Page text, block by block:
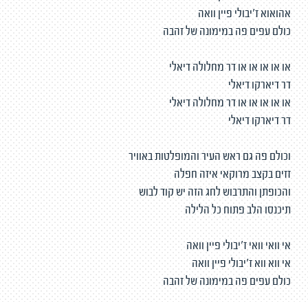
אהואוא ז'יבולי פיין וואה
כולם עפים פה במימונה של זהבה
או או או או או דר מחלולה דיאלי
דר דיארקו דיאלי
או או או או או דר מחלולה דיאלי
דר דיארקו דיאלי
וכולם פה גם ראש העיר והמופלטות באוויר
זזים בקצב מרוקאי איזה חפלה
והכופתן והתרבוש לחג הזה יש קוד לבוש
תיכנסו הלב פתוח כל הלילה
אי וואי וואי ז'יבולי פיין וואה
אי ווא ווא ז'יבולי פיין וואה
כולם עפים פה במימונה של זהבה